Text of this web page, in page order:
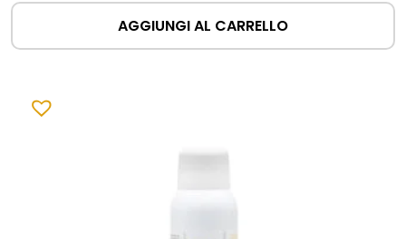
AGGIUNGI AL CARRELLO